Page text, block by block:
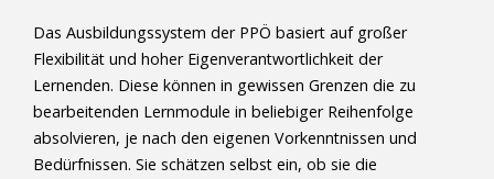
Das Ausbildungssystem der PPÖ basiert auf großer
Flexibilität und hoher Eigenverantwortlichkeit der
Lernenden. Diese können in gewissen Grenzen die zu
bearbeitenden Lernmodule in beliebiger Reihenfolge
absolvieren, je nach den eigenen Vorkenntnissen und
Bedürfnissen. Sie schätzen selbst ein, ob sie die